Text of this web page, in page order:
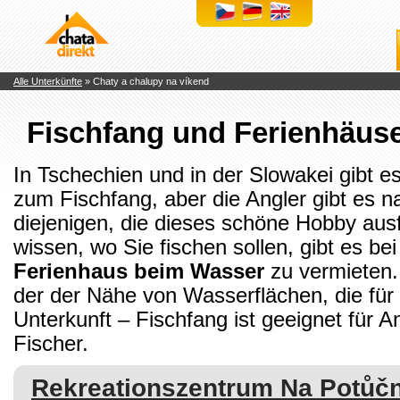
Alle Unterkünfte » Chaty a chalupy na víkend
Fischfang und
In Tschechien und in der Slowakei gibt
zum Fischfang, aber die Angler gibt es
diejenigen, die dieses schöne Hobby
wissen, wo Sie fischen sollen, gibt es
Ferienhaus beim Wasser zu
der der Nähe von Wasserflächen, die
Unterkunft – Fischfang ist geeignet für
Fischer.
Rekreationszentrum Na
chalupy